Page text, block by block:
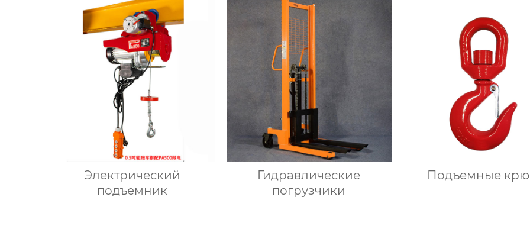
Электрический
подъемник
Гидравлические
погрузчики
Подъемные